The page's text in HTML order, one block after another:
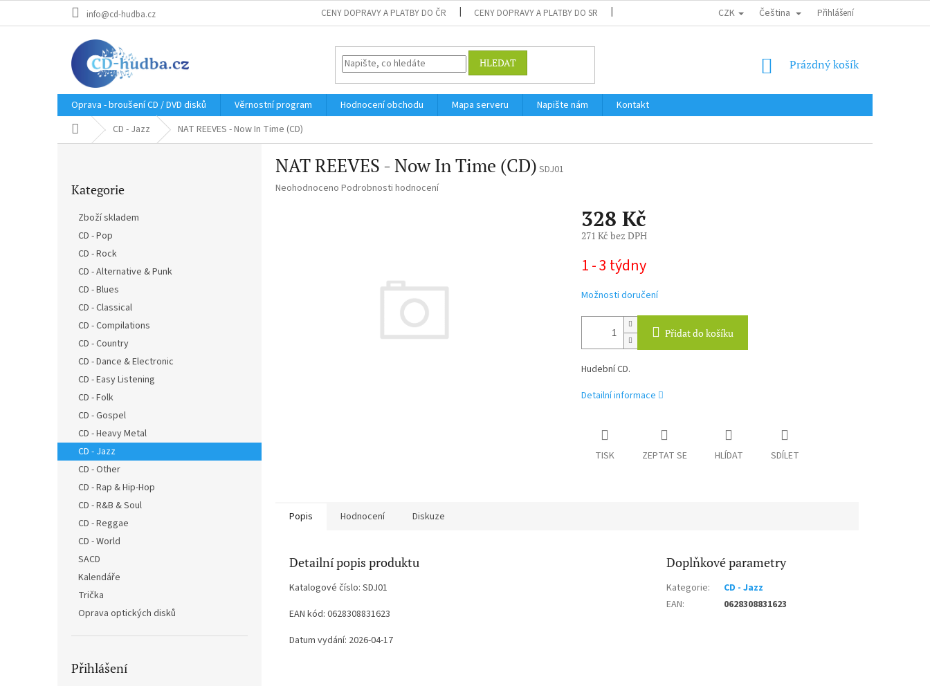
info@cd-hudba.cz CENY DOPRAVY A PLATBY DO ČR CENY DOPRAVY A PLATBY DO SR DOPRAVA DO EU / INTERNATIONAL SHIPPING OBCHODNÍ PODMÍNKY
CZK Čeština Přihlášení
HLEDAT
NÁKUPNÍ
Prázdný košík
Oprava - broušení CD / DVD disků Věrnostní program Hodnocení obchodu Mapa serveru Napište nám
Kontakt
Domů CD - Jazz NAT REEVES - Now In Time (CD)
kategorie
Kategorie
Zboží skladem
CD - Pop
CD - Rock
CD - Alternative & Punk
CD - Blues
CD - Classical
CD - Compilations
CD - Country
CD - Dance & Electronic
CD - Easy Listening
CD - Folk
CD - Gospel
CD - Heavy Metal
CD - Jazz
CD - Other
CD - Rap & Hip-Hop
CD - R&B & Soul
CD - Reggae
CD - World
SACD
Kalendáře
Trička
Oprava optických disků
Přihlášení
NAT REEVES - Now In Time (CD) SDJ01
Průměrné
Neohodnoceno Podrobnosti hodnocení
328 Kč
271 Kč bez DPH
cena:
1 - 3 týdny
Možnosti doručení
Přidat do košíku
Hudební CD.
Detailní informace
TISK ZEPTAT SE HLÍDAT SDÍLET
Popis Hodnocení Diskuze
Detailní popis produktu
Katalogové číslo: SDJ01
EAN kód: 0628308831623
Datum vydání: 2026-04-17
Doplňkové parametry
Kategorie:
CD - Jazz
EAN: 0628308831623